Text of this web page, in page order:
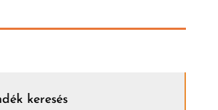
keresés